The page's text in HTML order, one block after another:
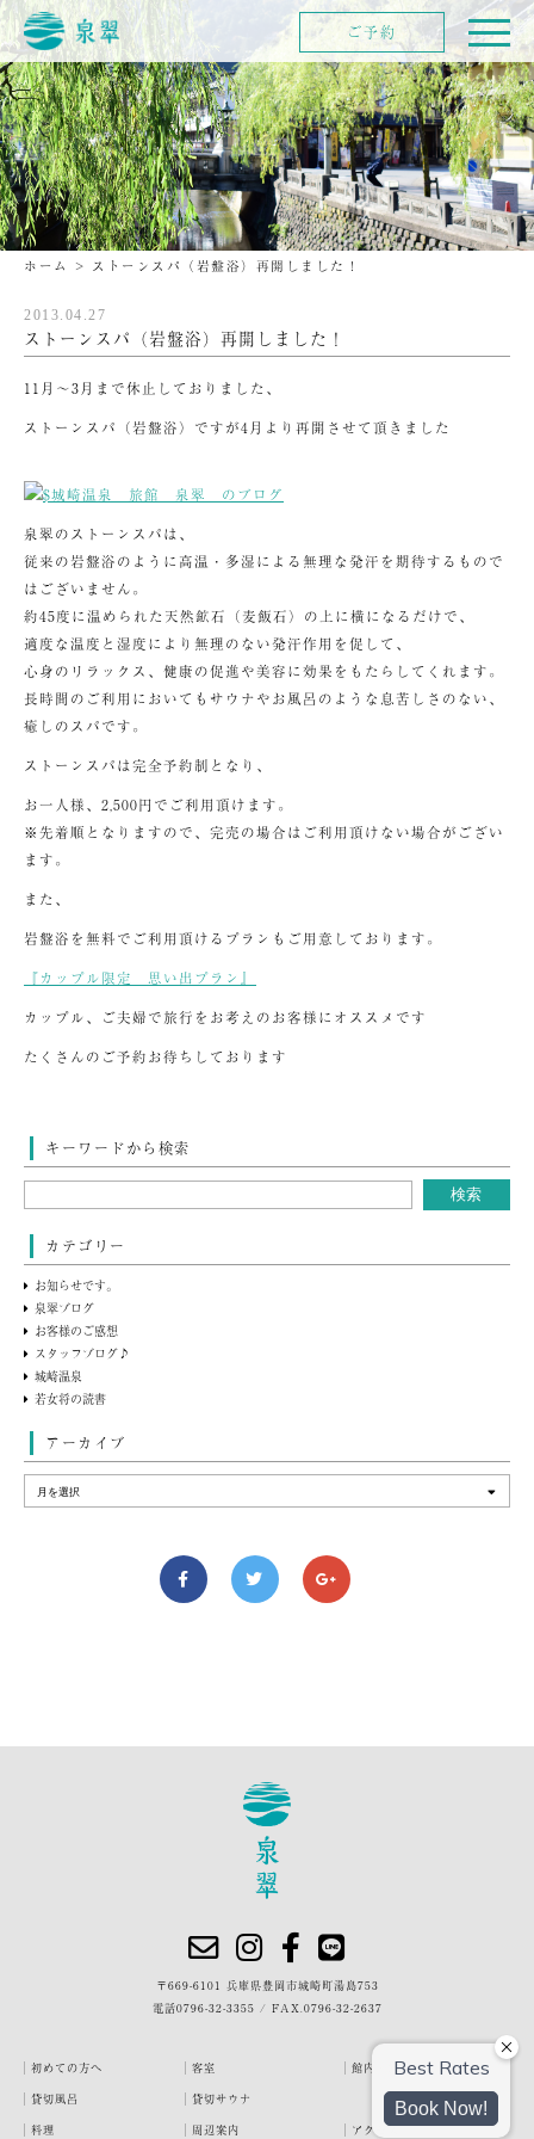
ホーム > ストーンスパ（岩盤浴）再開しました！
2013.04.27
ストーンスパ（岩盤浴）再開しました！
11月～3月まで休止しておりました、
ストーンスパ（岩盤浴）ですが4月より再開させて頂きました
泉翠のストーンスパは、
従来の岩盤浴のように高温・多湿による無理な発汗を期待するもので
はございません。
約45度に温められた天然鉱石（麦飯石）の上に横になるだけで、
適度な温度と湿度により無理のない発汗作用を促して、
心身のリラックス、健康の促進や美容に効果をもたらしてくれます。
長時間のご利用においてもサウナやお風呂のような息苦しさのない、
癒しのスパです。
ストーンスパは完全予約制となり、
お一人様、2,500円でご利用頂けます。
※先着順となりますので、完売の場合はご利用頂けない場合がござい
ます。
また、
岩盤浴を無料でご利用頂けるプランもご用意しております。
『カップル限定 思い出プラン』
カップル、ご夫婦で旅行をお考えのお客様にオススメです
たくさんのご予約お待ちしております
キーワードから検索
カテゴリー
お知らせです。
泉翠ブログ
お客様のご感想
スタッフブログ♪
城崎温泉
若女将の読書
アーカイブ
ご予約
〒669-6101 兵庫県豊岡市城崎町湯島753
電話0796-32-3355 / FAX.0796-32-2637
初めての方へ 客室
館内・施設
貸切風呂
貸切サウナ
料理
周辺案内 アクセス